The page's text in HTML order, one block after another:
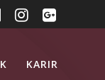
KARIR